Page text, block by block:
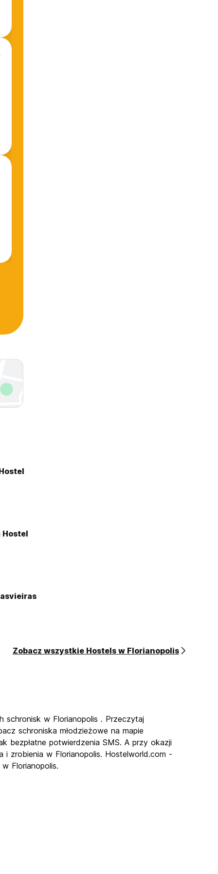
Hostel
Zobacz wszystkie Hostels w Florianopolis
schronisk w Florianopolis . Przeczytaj
schroniska młodzieżowe na mapie
bezpłatne potwierdzenia SMS. A przy okazji
zrobienia w Florianopolis. Hostelworld.com -
Florianopolis.